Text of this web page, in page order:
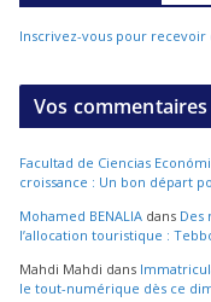
Inscrivez-vous pour recevoir
Vos commentaires
Facultad de Ciencias
croissance : Un bon départ
Mohamed BENALIA dans Des
l’allocation touristique :
Mahdi Mahdi dans
le tout-numérique dès ce